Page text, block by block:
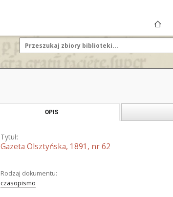
OPIS
Tytuł:
Gazeta Olsztyńska, 1891, nr 62
Rodzaj dokumentu:
czasopismo